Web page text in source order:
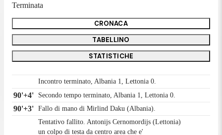
Terminata
CRONACA
TABELLINO
STATISTICHE
Incontro terminato, Albania 1, Lettonia 0.
90'+4' Secondo tempo terminato, Albania 1, Lettonia 0.
90'+3'
Fallo di mano di Mirlind Daku (Albania).
Tentativo fallito. Antonijs Cernomordijs (Lettonia)
un colpo di testa da centro area che e'